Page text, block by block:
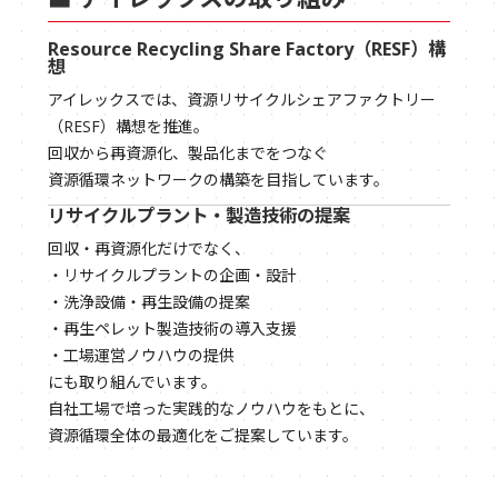
Resource Recycling Share Factory（RESF）構
想
アイレックスでは、資源リサイクルシェアファクトリー
（RESF）構想を推進。
回収から再資源化、製品化までをつなぐ
資源循環ネットワークの構築を目指しています。
リサイクルプラント・製造技術の提案
回収・再資源化だけでなく、
・リサイクルプラントの企画・設計
・洗浄設備・再生設備の提案
・再生ペレット製造技術の導入支援
・工場運営ノウハウの提供
にも取り組んでいます。
自社工場で培った実践的なノウハウをもとに、
資源循環全体の最適化をご提案しています。